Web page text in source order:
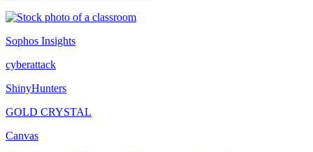
Sophos Insights
cyberattack
ShinyHunters
GOLD CRYSTAL
Canvas